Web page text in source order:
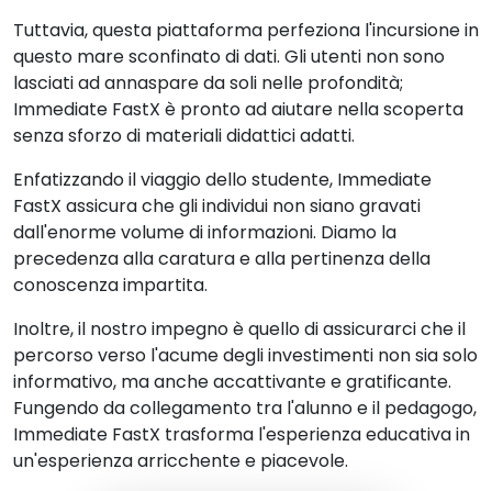
Tuttavia, questa piattaforma perfeziona l'incursione in
questo mare sconfinato di dati. Gli utenti non sono
lasciati ad annaspare da soli nelle profondità;
Immediate FastX è pronto ad aiutare nella scoperta
senza sforzo di materiali didattici adatti.
Enfatizzando il viaggio dello studente, Immediate
FastX assicura che gli individui non siano gravati
dall'enorme volume di informazioni. Diamo la
precedenza alla caratura e alla pertinenza della
conoscenza impartita.
Inoltre, il nostro impegno è quello di assicurarci che il
percorso verso l'acume degli investimenti non sia solo
informativo, ma anche accattivante e gratificante.
Fungendo da collegamento tra l'alunno e il pedagogo,
Immediate FastX trasforma l'esperienza educativa in
un'esperienza arricchente e piacevole.